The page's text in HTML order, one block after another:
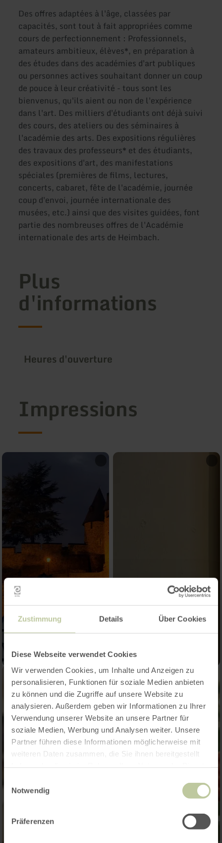
Zustimmung Details Über Cookies
Diese Webseite verwendet Cookies
Wir verwenden Cookies, um Inhalte und Anzeigen zu
personalisieren, Funktionen für soziale Medien anbieten
zu können und die Zugriffe auf unsere Website zu
analysieren. Außerdem geben wir Informationen zu Ihrer
Verwendung unserer Website an unsere Partner für
soziale Medien, Werbung und Analysen weiter. Unsere
Partner führen diese Informationen möglicherweise mit
weiteren Daten zusammen, die Sie ihnen bereitgestellt
Notwendig
Präferenzen
Des offres adaptées à l'âge, classées par
capacités, sont tout à fait appropriées comme
cours de perfectionnement : Professionnels,
amateurs ambitieux, élèves*, en préparation à
des études dans des académies d'art publiques
ou personnes actives souhaitant donner un coup
de pouce à leur créativité - tous sont les
bienvenus, qu'ils aient ou non de l'expérience
dans l'art. Des milliers d'étudiants ont déjà suivi
des cours, des ateliers ou des séminaires à
l'académie des arts. Des expositions régulières
des travaux des professeurs* et des étudiants,
des expositions d'art, des manifestations
spéciales (premières de films, lectures,
concerts, cabaret, fête de l'académie, journée
coup d'envoi, journée internationale des
musées, etc.) ainsi que des visites guidées, font
partie des nombreuses offres de l'Académie
internationale des arts de Heimbach.
Plus
d'informations
Heures d'ouverture
Impressions